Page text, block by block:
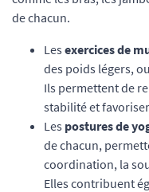
de chacun.
Les exercices de
des poids légers,
Ils permettent de
stabilité et
Les postures de
de chacun,
coordination, la
Elles contribuent